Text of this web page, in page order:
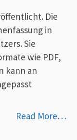
Die
in
Sie
wie PDF,
kann an
Read More…